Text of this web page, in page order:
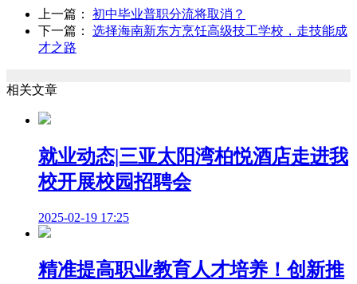
上一篇： 初中毕业普职分流将取消？
下一篇： 选择海南新东方烹饪高级技工学校，走技能成
才之路
相关文章
就业动态|三亚太阳湾柏悦酒店走进我
校开展校园招聘会
2025-02-19 17:25
精准提高职业教育人才培养！创新推